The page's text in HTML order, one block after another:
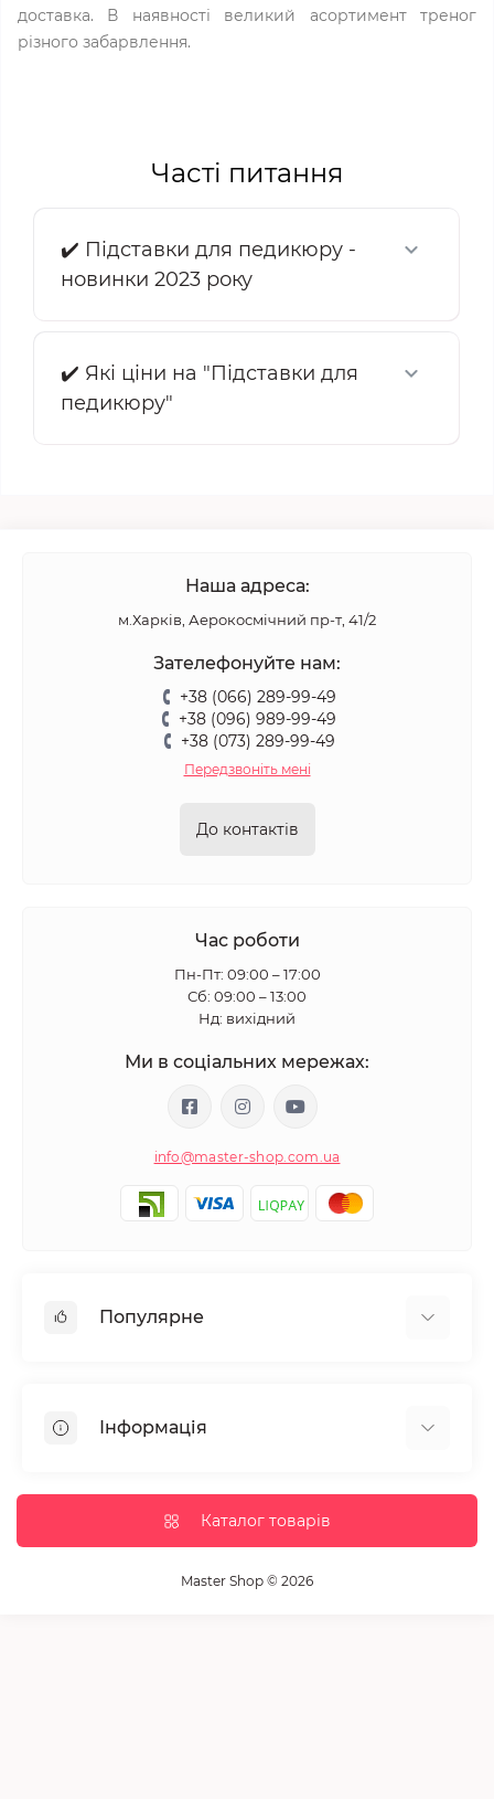
доставка. В наявності великий асортимент треног
різного забарвлення.
Часті питання
✔️ Підставки для педикюру -
новинки 2023 року
✔️ Які ціни на "Підставки для
педикюру"
Наша адреса:
м.Харків, Аерокосмічний пр-т, 41/2
Зателефонуйте нам:
+38 (066) 289-99-49
+38 (096) 989-99-49
+38 (073) 289-99-49
Передзвоніть мені
До контактів
Час роботи
Пн-Пт: 09:00 – 17:00
Сб: 09:00 – 13:00
Нд: вихідний
Ми в соціальних мережах:
info@master-shop.com.ua
Популярне
Парафінотерапія
Вії та брови
Дезінфекція та стерилізація
Пензлики і набори для макіяжу
Інформація
Доставка та оплата
Корисні статті
Каталог товарів
Master Shop © 2026